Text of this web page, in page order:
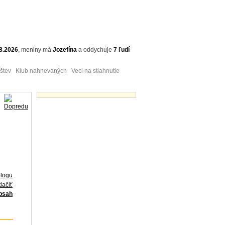
, meniny má Jozefína a oddychuje 7 ľudí
Klub nahnevaných Veci na stiahnutie